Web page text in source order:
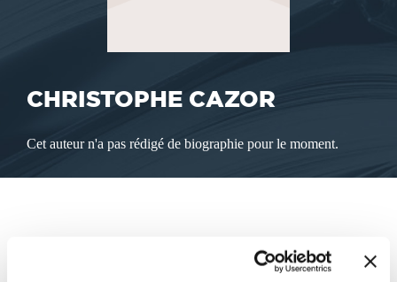
CHRISTOPHE CAZOR
Cet auteur n'a pas rédigé de biographie pour le moment.